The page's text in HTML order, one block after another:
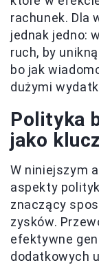
rachunek. Dla
jednak jedno:
ruch, by
bo jak
dużymi
Polityka
jako
W niniejszym
aspekty
znaczący
zysków.
efektywne
dodatkowych